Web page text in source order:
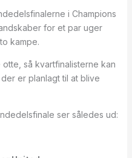
i Champions
for et par uger
kampe.
så kvartfinalisterne kan
er planlagt til at blive
ser således ud: